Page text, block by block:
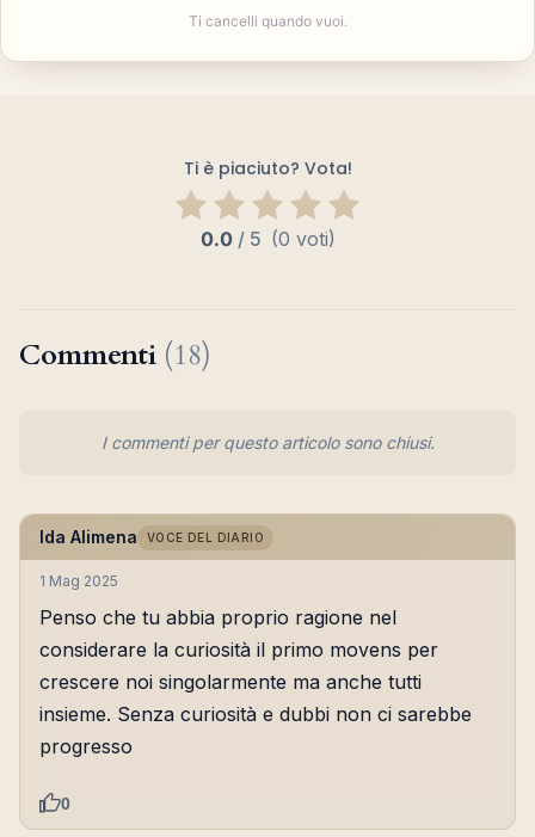
Ti cancelli quando vuoi.
Ti è piaciuto? Vota!
0.0 / 5 (0 voti)
Commenti (18)
I commenti per questo articolo sono chiusi.
Ida Alimena VOCE DEL DIARIO
1 Mag 2025
Penso che tu abbia proprio ragione nel
considerare la curiosità il primo movens per
crescere noi singolarmente ma anche tutti
insieme. Senza curiosità e dubbi non ci sarebbe
progresso
0